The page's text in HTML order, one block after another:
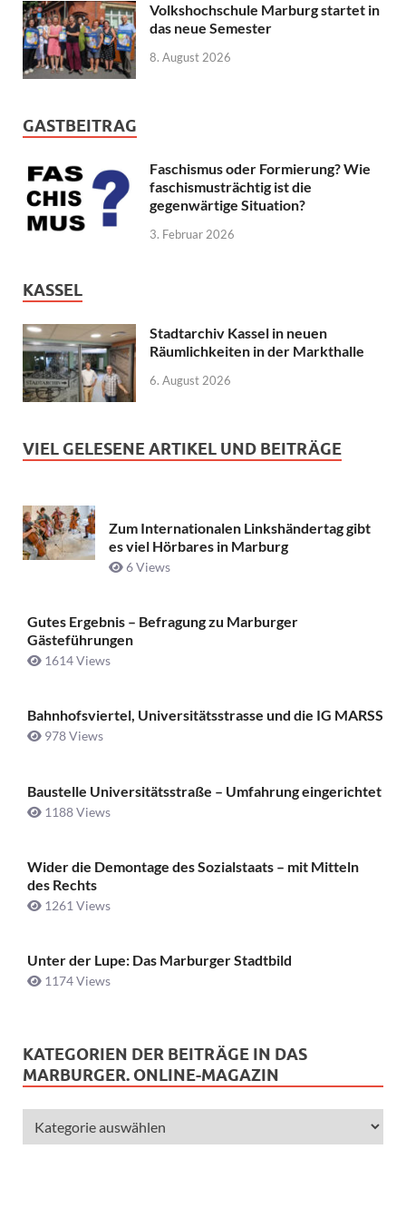
Volkshochschule Marburg startet in
das neue Semester
8. August 2026
GASTBEITRAG
Faschismus oder Formierung? Wie
faschismusträchtig ist die
gegenwärtige Situation?
3. Februar 2026
KASSEL
Stadtarchiv Kassel in neuen
Räumlichkeiten in der Markthalle
6. August 2026
VIEL GELESENE ARTIKEL UND BEITRÄGE
Zum Internationalen Linkshändertag gibt
es viel Hörbares in Marburg
6 Views
Gutes Ergebnis – Befragung zu Marburger
Gästeführungen
1614 Views
Bahnhofsviertel, Universitätsstrasse und die IG MARSS
978 Views
Baustelle Universitätsstraße ­– Umfahrung eingerichtet
1188 Views
Wider die Demontage des Sozialstaats – mit Mitteln
des Rechts
1261 Views
Unter der Lupe: Das Marburger Stadtbild
1174 Views
KATEGORIEN DER BEITRÄGE IN DAS
MARBURGER. ONLINE-MAGAZIN